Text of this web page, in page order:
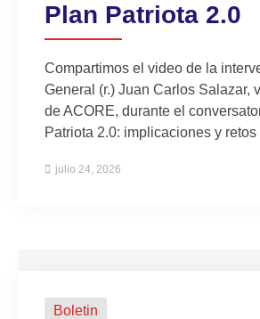
Plan Patriota 2.0
Compartimos el video de la
General (r.) Juan Carlos Salazar,
de ACORE, durante el
Patriota 2.0: implicaciones y
julio 24, 2026
Boletin